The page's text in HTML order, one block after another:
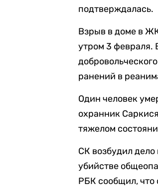
подтверждалась.
Взрыв в доме в
утром 3 февраля.
ранений в
Один человек
охранник
тяжелом
СК возбудил дело
убийстве
РБК сообщил, что